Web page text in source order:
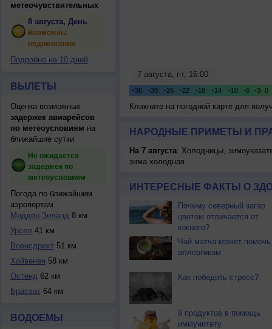
метеочувствительных
8 августа, День
Возможны
недомогания
Подробно на 10 дней
ВЫЛЕТЫ
Оценка возможных
задержек авиарейсов
по метеоусловиям на
ближайшие сутки
Не ожидается
задержек по
метеоусловиям
Погода по ближайшим
аэропортам
Мидден-Зиланд 8 км
Урсел 41 км
Военсдрехт51 км
Хойвенен 58 км
Остенд 62 км
Брасхат64 км
ВОДОЕМЫ
Кликните на погодной карте для
НАРОДНЫЕ ПРИМЕТЫ И
На 7 августа: Холодницы,
зима холодная.
ИНТЕРЕСНЫЕ ФАКТЫ О
Почему северный загар
цветом отличается от
южного?
Чай матча может помочь
аллергикам
Как победить стресс?
9 продуктов в помощь
иммунитету